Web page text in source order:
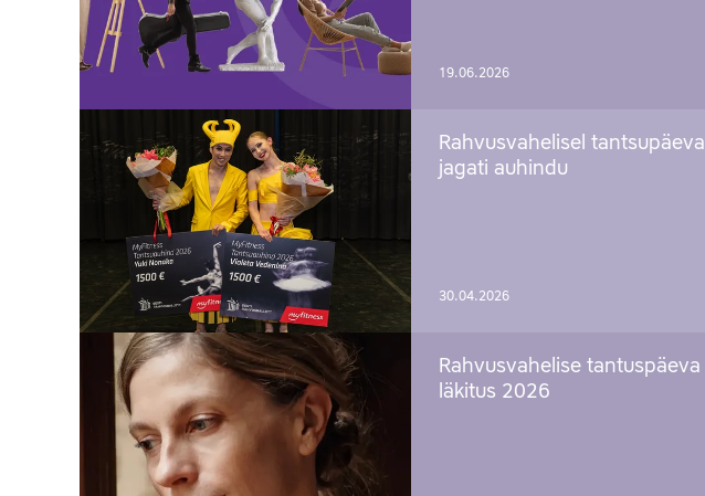
19.06.2026
Rahvusvahelisel tantsupäeval
jagati auhindu
30.04.2026
Rahvusvahelise tantuspäeva
läkitus 2026